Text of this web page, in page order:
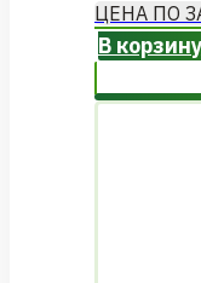
ЦЕНА ПО
В корзину